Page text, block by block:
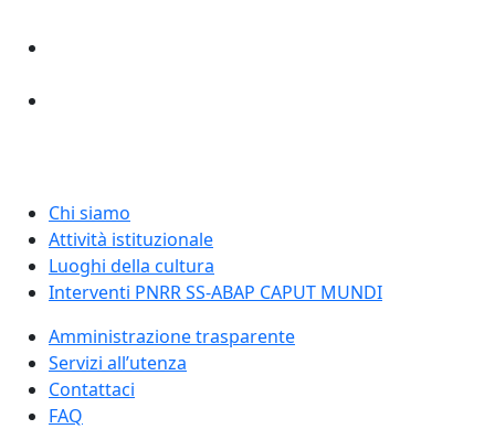
Chi siamo
Attività istituzionale
Luoghi della cultura
Interventi PNRR SS-ABAP CAPUT MUNDI
Amministrazione trasparente
Servizi all’utenza
Contattaci
FAQ